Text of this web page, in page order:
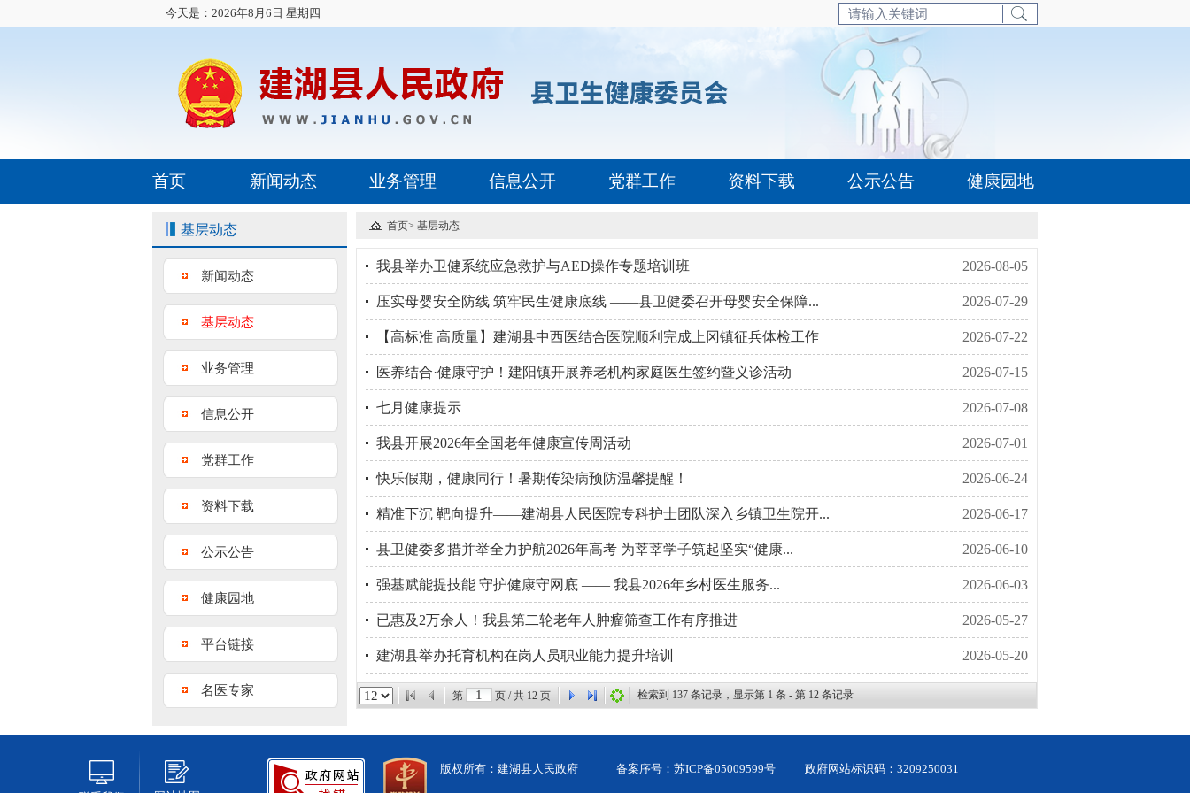
今天是： 2026年8月6日 星期四
首页 新闻动态 业务管理 信息公开 党群工作 资料下载 公示公告 健康园地
基层动态
新闻动态
基层动态
业务管理
信息公开
党群工作
资料下载
公示公告
健康园地
平台链接
名医专家
首页> 基层动态
我县举办卫健系统应急救护与AED操作专题培训班 2026-08-05
压实母婴安全防线 筑牢民生健康底线 ——县卫健委召开母婴安全保障... 2026-07-29
【高标准 高质量】建湖县中西医结合医院顺利完成上冈镇征兵体检工作 2026-07-22
医养结合·健康守护！建阳镇开展养老机构家庭医生签约暨义诊活动 2026-07-15
七月健康提示 2026-07-08
我县开展2026年全国老年健康宣传周活动 2026-07-01
快乐假期，健康同行！暑期传染病预防温馨提醒！ 2026-06-24
精准下沉 靶向提升——建湖县人民医院专科护士团队深入乡镇卫生院开... 2026-06-17
县卫健委多措并举全力护航2026年高考 为莘莘学子筑起坚实“健康... 2026-06-10
强基赋能提技能 守护健康守网底 —— 我县2026年乡村医生服务... 2026-06-03
已惠及2万余人！我县第二轮老年人肿瘤筛查工作有序推进 2026-05-27
建湖县举办托育机构在岗人员职业能力提升培训 2026-05-20
第 页 / 共 12 页 检索到 137 条记录，显示第 1 条 - 第 12 条记录
版权所有：建湖县人民政府 备案序号：苏ICP备05009599号 政府网站标识码：3209250031